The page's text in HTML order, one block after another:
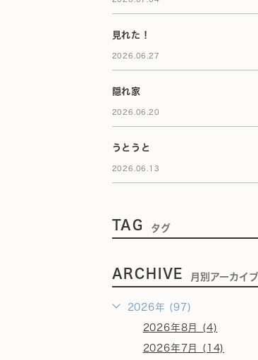
見れた！
2026.06.27
隠れ家
2026.06.20
うとうと
2026.06.13
TAG タグ
ARCHIVE 月別アーカイブ
2026年 (97)
2026年8月 (4)
2026年7月 (14)